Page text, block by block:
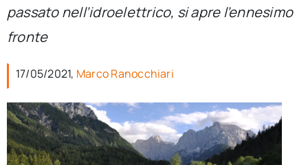
passato nell’idroelettrico, si apre l’ennesimo
fronte
17/05/2021, Marco Ranocchiari